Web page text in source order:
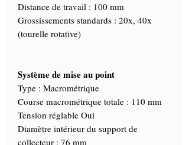
Distance de travail : 100 mm
Grossissements standards : 20x, 40x
(tourelle rotative)
Système de mise au point
Type : Macrométrique
Course macrométrique totale : 110 mm
Tension réglable Oui
Diamètre intérieur du support de
collecteur : 76 mm